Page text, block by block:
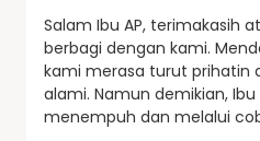
Salam Ibu AP, terimakasih
berbagi dengan kami.
kami merasa turut prihatin
alami. Namun demikian,
menempuh dan melalui